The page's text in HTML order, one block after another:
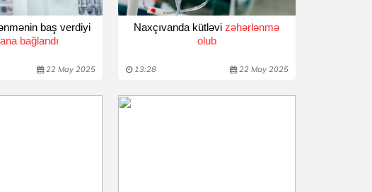
baş verdiyi
bağlandı
22 May 2025
Naxçıvanda kütləvizəhərlənmə
olub
13:28 22 May 2025